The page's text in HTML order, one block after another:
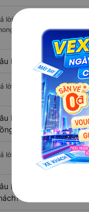
lời: Xe đi Lâm Đồng từ
Phương Trang, Trọng
hỏi: Xe nào đi Lâm
lời: Vé xe rẻ nhất có
hỏi: Có bao nhiêu
?
lời: Hiện tại có 5 nhà xe
hỏi: Từ Ninh Hòa -